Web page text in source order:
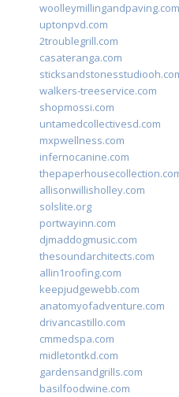
woolleymillingandpaving.com
uptonpvd.com
2troublegrill.com
casateranga.com
walkers-treeservice.com
shopmossi.com
untamedcollectivesd.com
mxpwellness.com
infernocanine.com
allisonwillisholley.com
solslite.org
portwayinn.com
djmaddogmusic.com
thesoundarchitects.com
allin1roofing.com
keepjudgewebb.com
anatomyofadventure.com
drivancastillo.com
cmmedspa.com
midletontkd.com
gardensandgrills.com
basilfoodwine.com